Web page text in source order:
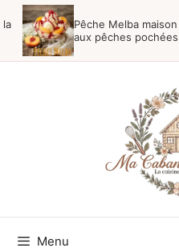
Aller
contenu
la
Pêche Melba maison
aux pêches pochées
Menu